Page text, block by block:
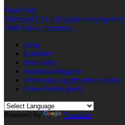
new
window)
in
new
window)
KinkClub
Bilstrupvej 13 a (P-plads ved jægervej
7800 Skive, Danmark
Blog
Kalender
Min konto
Handelsbetingelser
Persondata og privatlivs politik
Vores Fetlife profil
Powered by
Translate